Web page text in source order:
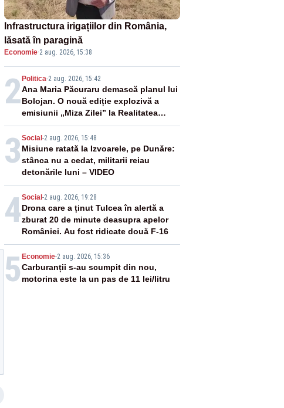
Infrastructura irigațiilor din România,
lăsată în paragină
Economie·2 aug. 2026, 15:38
2 Politica-2 aug. 2026, 15:42
Ana Maria Păcuraru demască planul lui
Bolojan. O nouă ediție explozivă a
emisiunii „Miza Zilei” la Realitatea
PLUS
3 Social -2 aug. 2026, 15:48
Misiune ratată la Izvoarele, pe Dunăre:
stânca nu a cedat, militarii reiau
detonările luni – VIDEO
4Social -2 aug. 2026, 19:28
Drona care a ținut Tulcea în alertă a
zburat 20 de minute deasupra apelor
României. Au fost ridicate două F-16
5 Economie-2 aug. 2026, 15:36
Carburanții s-au scumpit din nou,
motorina este la un pas de 11 lei/litru